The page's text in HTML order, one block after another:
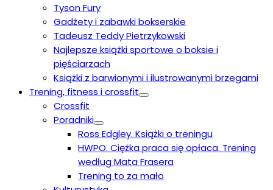
Tyson Fury
Gadżety i zabawki bokserskie
Tadeusz Teddy Pietrzykowski
Najlepsze książki sportowe o boksie i
pięściarzach
Książki z barwionymi i ilustrowanymi brzegami
Trening, fitness i crossfit
Crossfit
Poradniki
Ross Edgley. Książki o treningu
HWPO. Ciężka praca się opłaca. Trening
według Mata Frasera
Trening to za mało